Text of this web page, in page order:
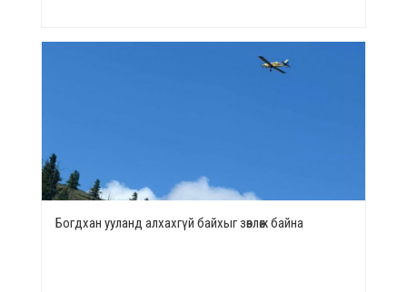
Богдхан ууланд алхахгүй байхыг зөвлөж байна